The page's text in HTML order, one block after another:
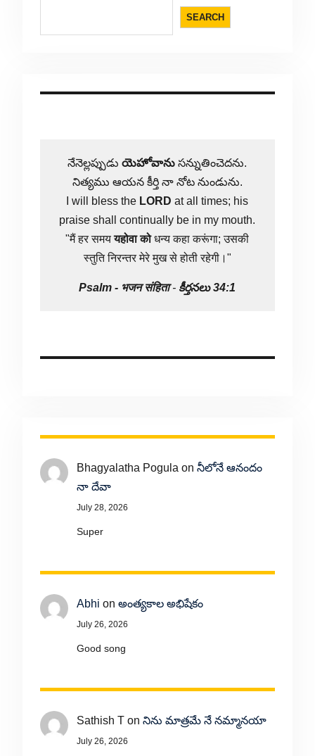
SEARCH
నేనెల్లప్పుడుయెహోవాను సన్నుతించెదను.
నిత్యము ఆయన కీర్తి నా నోట నుండును.
I will bless the LORD at all times; his
praise shall continually be in my mouth.
"मैं हर समययहोवा कोधन्य कहा करूंगा; उसकी
स्तुति निरन्तर मेरे मुख से होती रहेगी।"
Psalm - भजन संहिता- కీర్తనలు 34:1
Bhagyalatha Pogula on నీలోనే ఆనందం
నా దేవా
July 28, 2026
Super
Abhi on అంత్యకాల అభిషేకం
July 26, 2026
Good song
Sathish Ton నిను మాత్రమే నే నమ్మానయా
July 26, 2026